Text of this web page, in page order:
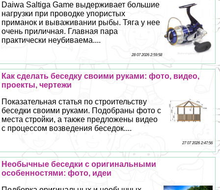
Daiwa Saltiga Game выдерживает большие
нагрузки при проводке упористых
приманок и вываживании рыбы. Тяга у нее
очень приличная. Главная пара
пpaктически неубиваема....
28 07 2026 2:59:58
Как сделать беседку своими руками: фото, видео,
проекты, чертежи
Показательная статья по строительству
беседки своими руками. Подобраны фото с
места стройки, а также предложены видео
с процессом возведения беседок....
27 07 2026 2:47:56
Необычные беседки с оригинальными
особенностями: фото, идеи